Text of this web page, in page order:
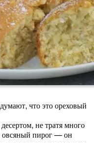
что это ореховый
не тратя много
овсяный пирог — он